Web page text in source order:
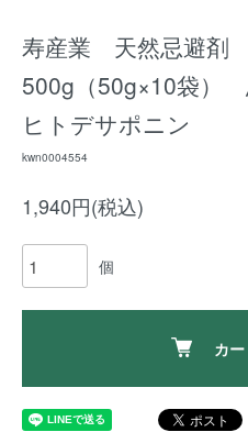
寿産業 天然忌避
500g（50g×10袋
ヒトデサポニン
kwn0004554
1,940円(税込)
個
カ